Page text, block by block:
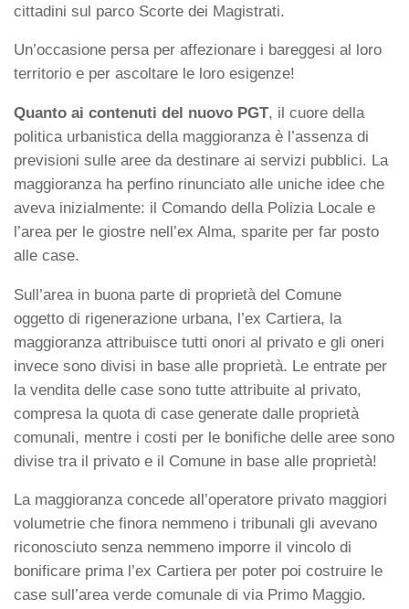
cittadini sul parco Scorte dei Magistrati.
Un’occasione persa per affezionare i bareggesi al loro
territorio e per ascoltare le loro esigenze!
Quanto ai contenuti del nuovo PGT, il cuore della
politica urbanistica della maggioranza è l’assenza di
previsioni sulle aree da destinare ai servizi pubblici. La
maggioranza ha perfino rinunciato alle uniche idee che
aveva inizialmente: il Comando della Polizia Locale e
l’area per le giostre nell’ex Alma, sparite per far posto
alle case.
Sull’area in buona parte di proprietà del Comune
oggetto di rigenerazione urbana, l’ex Cartiera, la
maggioranza attribuisce tutti onori al privato e gli oneri
invece sono divisi in base alle proprietà. Le entrate per
la vendita delle case sono tutte attribuite al privato,
compresa la quota di case generate dalle proprietà
comunali, mentre i costi per le bonifiche delle aree sono
divise tra il privato e il Comune in base alle proprietà!
La maggioranza concede all’operatore privato maggiori
volumetrie che finora nemmeno i tribunali gli avevano
riconosciuto senza nemmeno imporre il vincolo di
bonificare prima l’ex Cartiera per poter poi costruire le
case sull’area verde comunale di via Primo Maggio.